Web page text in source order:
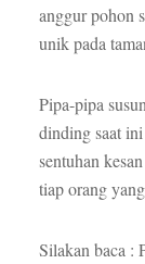
anggur pohon
unik pada
Pipa-pipa
dinding saat
sentuhan
tiap orang
Silakan baca :